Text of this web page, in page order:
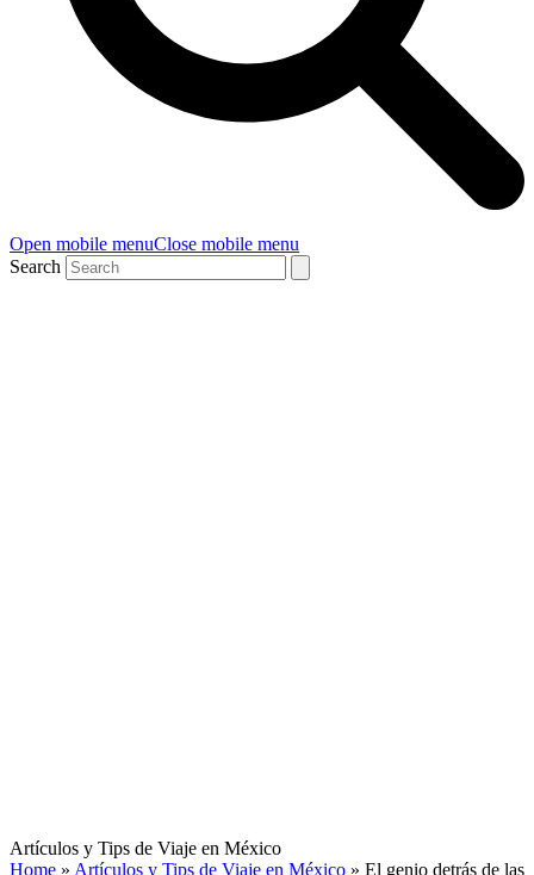
Open mobile menuClose mobile menu
Search
Artículos y Tips de Viaje en México
Home » Artículos y Tips de Viaje en México » El genio detrás de las